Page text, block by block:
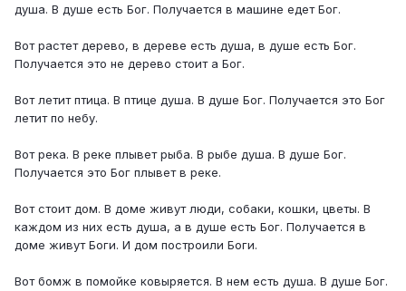
душа. В душе есть Бог. Получается в машине едет Бог.
Вот растет дерево, в дереве есть душа, в душе есть Бог.
Получается это не дерево стоит а Бог.
Вот летит птица. В птице душа. В душе Бог. Получается это Бог
летит по небу.
Вот река. В реке плывет рыба. В рыбе душа. В душе Бог.
Получается это Бог плывет в реке.
Вот стоит дом. В доме живут люди, собаки, кошки, цветы. В
каждом из них есть душа, а в душе есть Бог. Получается в
доме живут Боги. И дом построили Боги.
Вот бомж в помойке ковыряется. В нем есть душа. В душе Бог.